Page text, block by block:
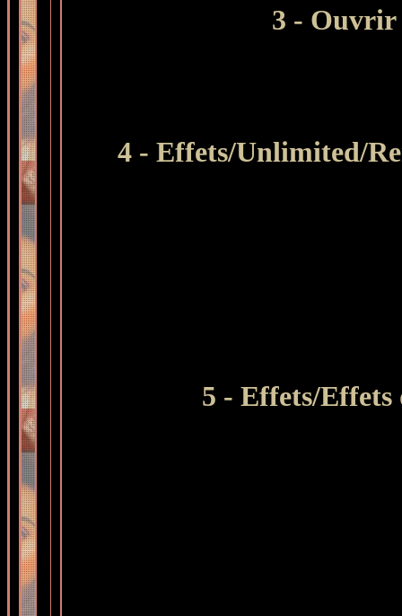
3 - Ouvrir
4 - Effets/Unlimited/
5 - Effets/